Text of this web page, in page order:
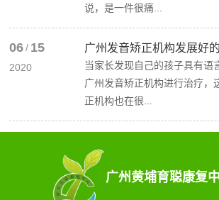
——
“听觉
训练”
说，是一件很痛...
06 / 15
2020
广州发音矫正机构发展好
当家长发现自己的孩子具有语
广州发音矫正机构进行治疗，
正机构也在很...
广州黄埔育聪康复